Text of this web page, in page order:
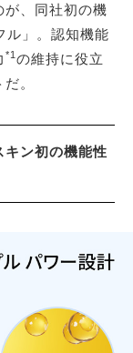
が、同社初の機
ル」。認知機能
*1 の維持に役立
。
キン初の機能性